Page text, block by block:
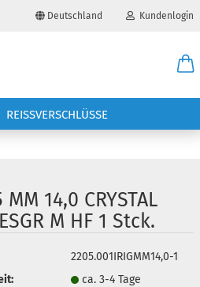
Deutschland Kundenlogin
vergessen?
REISSVERSCHLÜSSE
MM 14,0 CRYSTAL
M HF 1 Stck.
2205.001IRIGMM14,0-1
ca. 3-4 Tage